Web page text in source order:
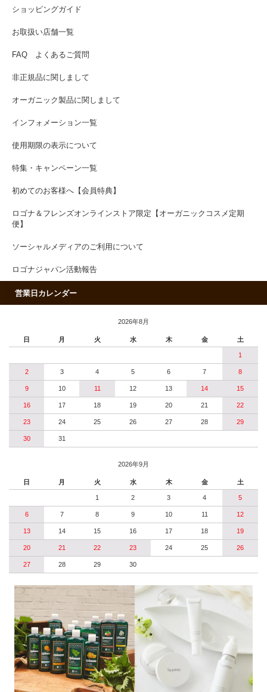
ショッピングガイド
お取扱い店舗一覧
FAQ よくあるご質問
非正規品に関しまして
オーガニック製品に関しまして
インフォメーション一覧
使用期限の表示について
特集・キャンペーン一覧
初めてのお客様へ【会員特典】
ロゴナ＆フレンズオンラインストア限定【オーガニックコスメ定期
便】
ソーシャルメディアのご利用について
ロゴナジャパン活動報告
営業日カレンダー
2026年8月
日 月 火 水 木 金 土
1
2 3 4 5 6 7 8
9 10 11 12 13 14 15
16 17 18 19 20 21 22
23 24 25 26 27 28 29
30 31
2026年9月
日 月 火 水 木 金 土
1 2 3 4 5
6 7 8 9 10 11 12
13 14 15 16 17 18 19
20 21 22 23 24 25 26
27 28 29 30